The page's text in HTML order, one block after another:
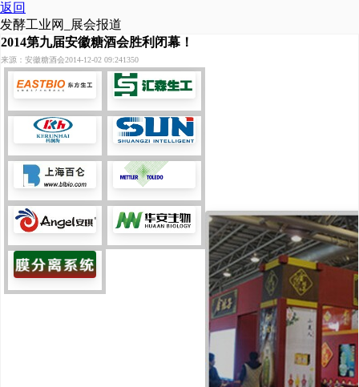
返回
发酵工业网_展会报道
2014第九届安徽糖酒会胜利闭幕！
来源：安徽糖酒会2014-12-02 09:241350